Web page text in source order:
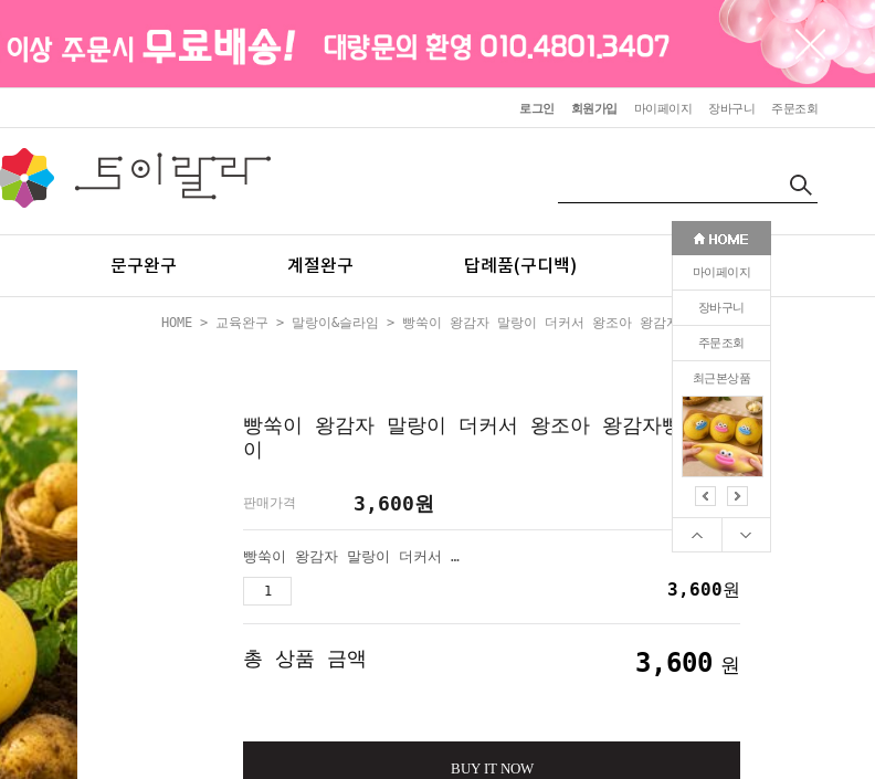
마이페이지
장바구니
주문조회
최근본상품
로그인 회원가입 마이페이지 장바구니 주문조회
문구완구 계절완구 답례품(구디백) 판촉(인쇄)
HOME > 교육완구 > 말랑이&슬라임 > 빵쑥이 왕감자 말랑이 더커서 왕조아 왕감자빵 말랑이
0
빵쑥이 왕감자 말랑이 더커서 왕조아 왕감자빵 말랑
이
판매가격 3,600원
빵쑥이 왕감자 말랑이 더커서 왕조아 왕감자빵 말랑이
3,600원
총 상품 금액 3,600 원
BUY IT NOW